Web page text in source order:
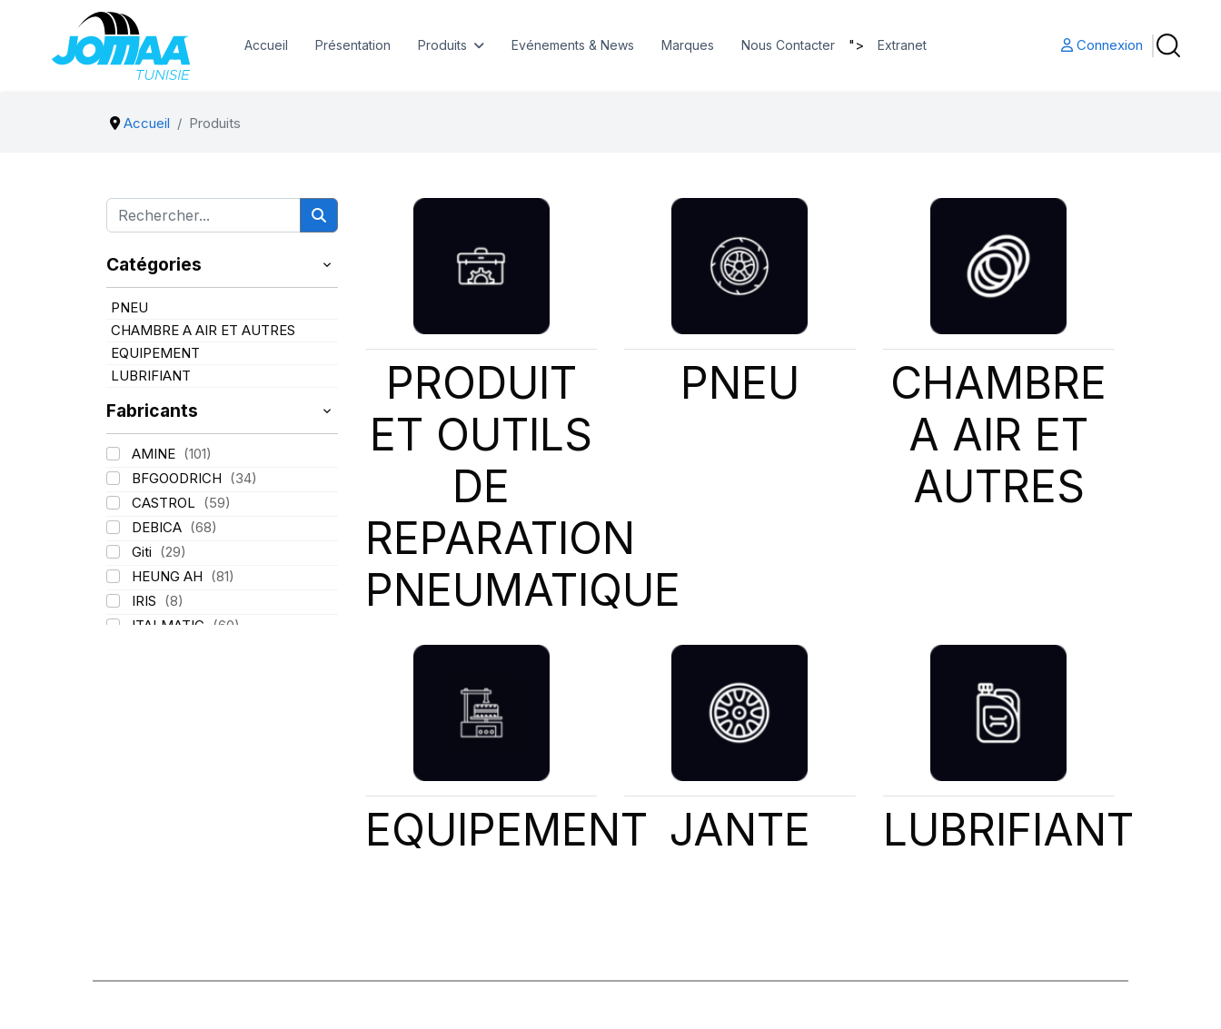
Accueil Présentation Produits Evénements & News Marques Nous Contacter "> Extranet Connexion
Accueil Produits
Catégories
PNEU
CHAMBRE A AIR ET AUTRES
EQUIPEMENT
LUBRIFIANT
Fabricants
AMINE (101)
BFGOODRICH (34)
CASTROL (59)
DEBICA (68)
Giti (29)
HEUNG AH (81)
IRIS (8)
ITALMATIC
(60)
PRODUIT
ET OUTILS
DE
REPARATION
PNEUMATIQUE
PNEU
CHAMBRE
A AIR ET
AUTRES
EQUIPEMENT JANTE LUBRIFIANT